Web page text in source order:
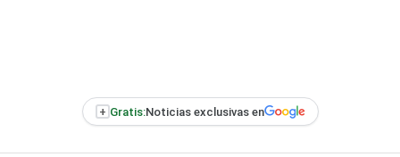
+ Gratis:Noticias exclusivas en